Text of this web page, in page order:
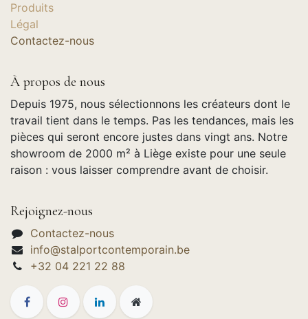
Produits
Légal
Contactez-nous
À propos de nous
Depuis 1975, nous sélectionnons les créateurs dont le
travail tient dans le temps. Pas les tendances, mais les
pièces qui seront encore justes dans vingt ans. Notre
showroom de 2000 m² à Liège existe pour une seule
raison : vous laisser comprendre avant de choisir.
Rejoignez-nous
Contactez-nous
info@stalportcontemporain.be
+32 04 221 22 88